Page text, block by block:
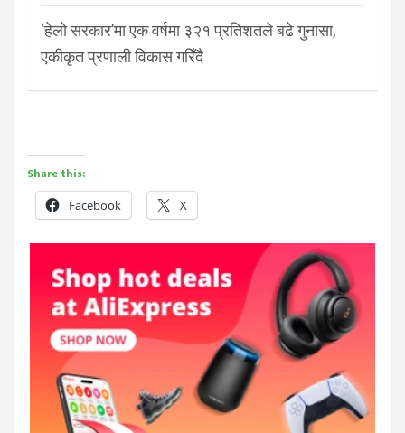
‘हेलो सरकार’मा एक वर्षमा ३२१ प्रतिशतले बढे गुनासा,
एकीकृत प्रणाली विकास गरिँदै
Share this:
Facebook X